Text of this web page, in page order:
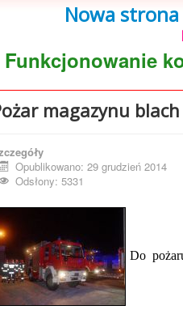
Nowa
Funkcjonowanie
magazynu
Opublikowano: 29 grudzień 2014
Odsłony: 5331
Do